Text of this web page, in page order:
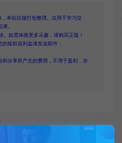
本站仅做打包整理。仅用于学习交
。
如需体验更多乐趣，请购买正版！
版权或利益请发送邮件：
分享所产生的费用，不用于盈利，亦